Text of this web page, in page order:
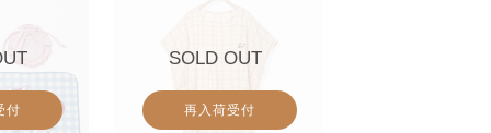
付
SOLD OUT
再入荷受付